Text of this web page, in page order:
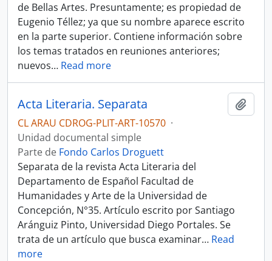
de Bellas Artes. Presuntamente; es propiedad de
Eugenio Téllez; ya que su nombre aparece escrito
en la parte superior. Contiene información sobre
los temas tratados en reuniones anteriores;
nuevos… Read more
Acta Literaria. Separata
CL ARAU CDROG-PLIT-ART-10570 ·
Unidad documental simple
Parte de Fondo Carlos Droguett
Separata de la revista Acta Literaria del
Departamento de Español Facultad de
Humanidades y Arte de la Universidad de
Concepción, N°35. Artículo escrito por Santiago
Aránguiz Pinto, Universidad Diego Portales. Se
trata de un artículo que busca examinar… Read
more